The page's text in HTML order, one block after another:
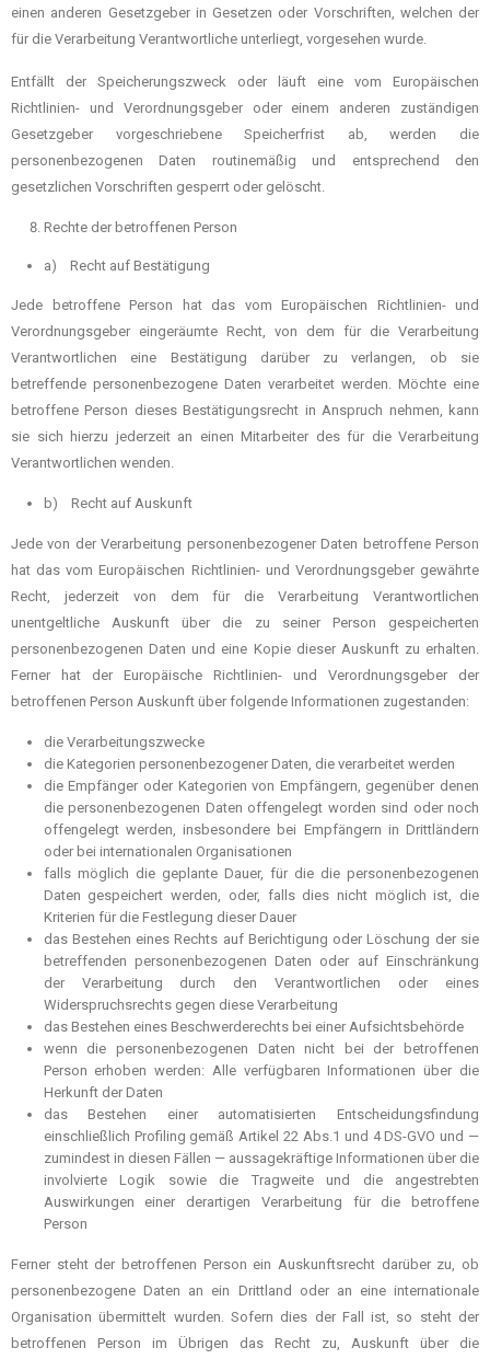
einen anderen Gesetzgeber in Gesetzen oder Vorschriften, welchen der
für die Verarbeitung Verantwortliche unterliegt, vorgesehen wurde.
Entfällt der Speicherungszweck oder läuft eine vom Europäischen
Richtlinien- und Verordnungsgeber oder einem anderen zuständigen
Gesetzgeber vorgeschriebene Speicherfrist ab, werden die
personenbezogenen Daten routinemäßig und entsprechend den
gesetzlichen Vorschriften gesperrt oder gelöscht.
Rechte der betroffenen Person
a) Recht auf Bestätigung
Jede betroffene Person hat das vom Europäischen Richtlinien- und
Verordnungsgeber eingeräumte Recht, von dem für die Verarbeitung
Verantwortlichen eine Bestätigung darüber zu verlangen, ob sie
betreffende personenbezogene Daten verarbeitet werden. Möchte eine
betroffene Person dieses Bestätigungsrecht in Anspruch nehmen, kann
sie sich hierzu jederzeit an einen Mitarbeiter des für die Verarbeitung
Verantwortlichen wenden.
b) Recht auf Auskunft
Jede von der Verarbeitung personenbezogener Daten betroffene Person
hat das vom Europäischen Richtlinien- und Verordnungsgeber gewährte
Recht, jederzeit von dem für die Verarbeitung Verantwortlichen
unentgeltliche Auskunft über die zu seiner Person gespeicherten
personenbezogenen Daten und eine Kopie dieser Auskunft zu erhalten.
Ferner hat der Europäische Richtlinien- und Verordnungsgeber der
betroffenen Person Auskunft über folgende Informationen zugestanden:
die Verarbeitungszwecke
die Kategorien personenbezogener Daten, die verarbeitet werden
die Empfänger oder Kategorien von Empfängern, gegenüber denen
die personenbezogenen Daten offengelegt worden sind oder noch
offengelegt werden, insbesondere bei Empfängern in Drittländern
oder bei internationalen Organisationen
falls möglich die geplante Dauer, für die die personenbezogenen
Daten gespeichert werden, oder, falls dies nicht möglich ist, die
Kriterien für die Festlegung dieser Dauer
das Bestehen eines Rechts auf Berichtigung oder Löschung der sie
betreffenden personenbezogenen Daten oder auf Einschränkung
der Verarbeitung durch den Verantwortlichen oder eines
Widerspruchsrechts gegen diese Verarbeitung
das Bestehen eines Beschwerderechts bei einer Aufsichtsbehörde
wenn die personenbezogenen Daten nicht bei der betroffenen
Person erhoben werden: Alle verfügbaren Informationen über die
Herkunft der Daten
das Bestehen einer automatisierten Entscheidungsfindung
einschließlich Profiling gemäß Artikel 22 Abs.1 und 4 DS-GVO und —
zumindest in diesen Fällen — aussagekräftige Informationen über die
involvierte Logik sowie die Tragweite und die angestrebten
Auswirkungen einer derartigen Verarbeitung für die betroffene
Person
Ferner steht der betroffenen Person ein Auskunftsrecht darüber zu, ob
personenbezogene Daten an ein Drittland oder an eine internationale
Organisation übermittelt wurden. Sofern dies der Fall ist, so steht der
betroffenen Person im Übrigen das Recht zu, Auskunft über die